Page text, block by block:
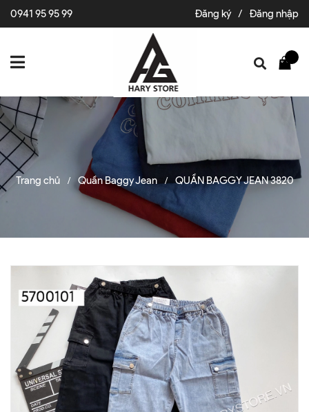
0941 95 95 99 Đăng ký / Đăng nhập
Trang chủ / Quần Baggy Jean / QUẦN BAGGY JEAN 3820